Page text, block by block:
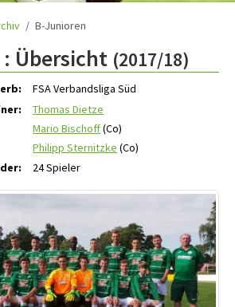
B-Junioren
Übersicht (2017/18)
FSA Verbandsliga Süd
Thomas Dietze
Mario Bischoff(Co)
Philipp Sternitzke (Co)
24 Spieler